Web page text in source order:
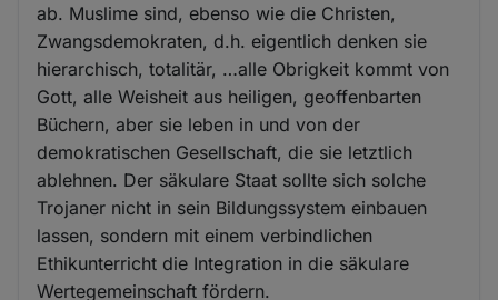
ab. Muslime sind, ebenso wie die Christen,
Zwangsdemokraten, d.h. eigentlich denken sie
hierarchisch, totalitär, …alle Obrigkeit kommt von
Gott, alle Weisheit aus heiligen, geoffenbarten
Büchern, aber sie leben in und von der
demokratischen Gesellschaft, die sie letztlich
ablehnen. Der säkulare Staat sollte sich solche
Trojaner nicht in sein Bildungssystem einbauen
lassen, sondern mit einem verbindlichen
Ethikunterricht die Integration in die säkulare
Wertegemeinschaft fördern.